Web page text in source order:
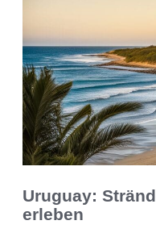
Uruguay:
erleben